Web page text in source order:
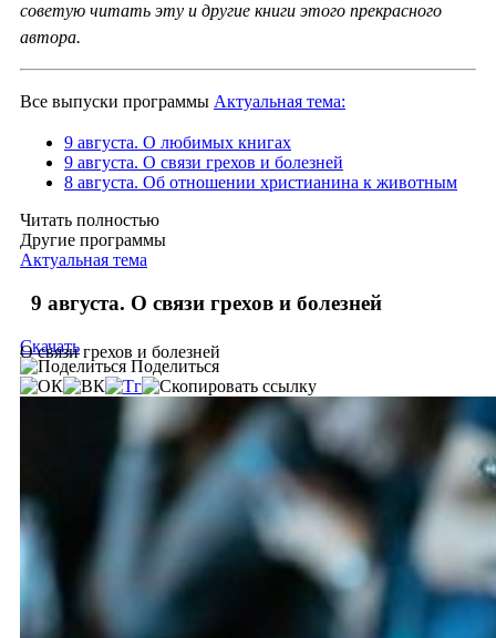
советую читать эту и другие книги этого прекрасного
автора.
Все выпуски программы Актуальная тема:
9 августа. О любимых книгах
9 августа. О связи грехов и болезней
8 августа. Об отношении христианина к животным
Читать полностью
Другие программы
Актуальная тема
9 августа. О связи грехов и болезней
О связи грехов и болезней
Скачать
Поделиться